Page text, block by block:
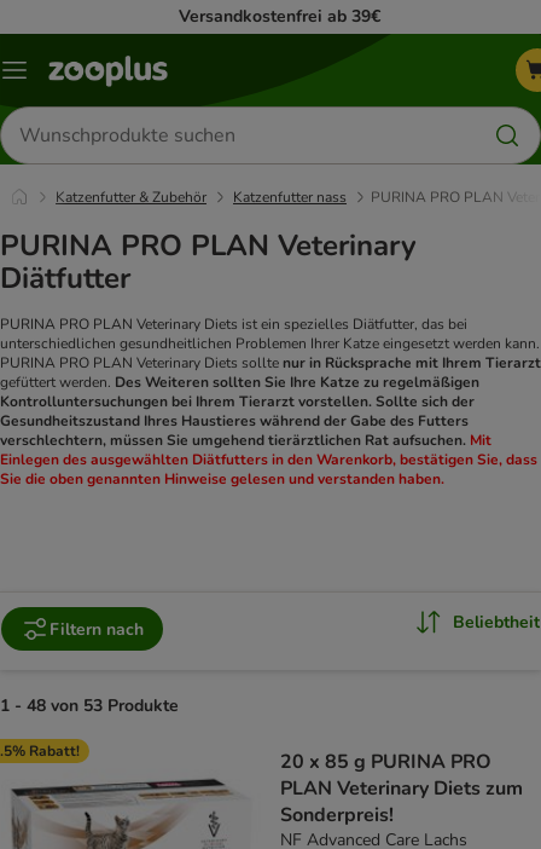
Versandkostenfrei ab 39€
Menü
Produkte
suchen
Katzenfutter & Zubehör Katzenfutter nass PURINA PRO PLAN
PURINA PRO PLAN Veterinary
Diätfutter
PURINA PRO PLAN Veterinary Diets ist ein spezielles Diätfutter, das bei
unterschiedlichen gesundheitlichen Problemen Ihrer Katze eingesetzt werden kann.
PURINA PRO PLAN Veterinary Diets sollte nur in Rücksprache mit Ihrem Tierarzt
gefüttert werden. Des Weiteren sollten Sie Ihre Katze zu regelmäßigen
Kontrolluntersuchungen bei Ihrem Tierarzt vorstellen. Sollte sich der
Gesundheitszustand Ihres Haustieres während der Gabe des Futters
verschlechtern, müssen Sie umgehend tierärztlichen Rat aufsuchen. Mit
Einlegen des ausgewählten Diätfutters in den Warenkorb, bestätigen Sie, dass
Sie die oben genannten Hinweise gelesen und verstanden haben.
Filtern nach Beliebtheit
1 - 48 von 53 Produkte
product items have been changed
Rabatt!
20 x 85 g PURINA PRO
PLAN Veterinary Diets zum
Sonderpreis!
NF Advanced Care Lachs